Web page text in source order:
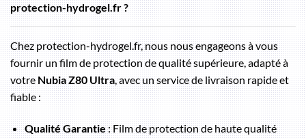
protection-hydrogel.fr ?
Chez protection-hydrogel.fr, nous nous engageons à vous
fournir un film de protection de qualité supérieure, adapté à
votreNubia Z80 Ultra, avec un service de livraison rapide et
fiable :
Qualité Garantie: Film de protection de haute qualité